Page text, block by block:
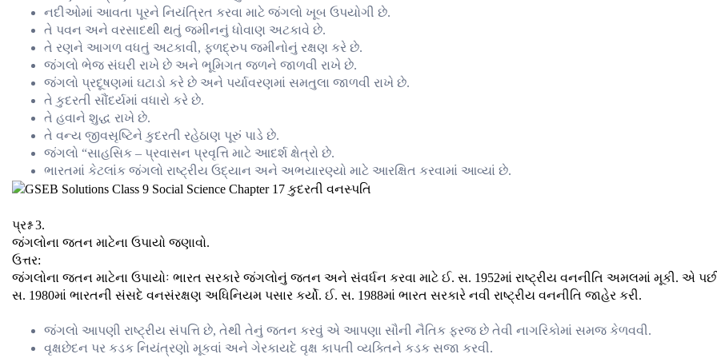
નદીઓમાં આવતા પૂરને નિયંત્રિત કરવા માટે જંગલો ખૂબ ઉપયોગી છે.
તે પવન અને વરસાદથી થતું જમીનનું ધોવાણ અટકાવે છે.
તે રણને આગળ વધતું અટકાવી, ફળદ્રુપ જમીનોનું રક્ષણ કરે છે.
જંગલો ભેજ સંઘરી રાખે છે અને ભૂમિગત જળને જાળવી રાખે છે.
જંગલો પ્રદૂષણમાં ઘટાડો કરે છે અને પર્યાવરણમાં સમતુલા જાળવી રાખે છે.
તે કુદરતી સૌંદર્યમાં વધારો કરે છે.
તે હવાને શુદ્ધ રાખે છે.
તે વન્ય જીવસૃષ્ટિને કુદરતી રહેઠાણ પૂરું પાડે છે.
જંગલો “સાહસિક – પ્રવાસન પ્રવૃત્તિ માટે આદર્શ ક્ષેત્રો છે.
ભારતમાં કેટલાંક જંગલો રાષ્ટ્રીય ઉદ્યાન અને અભયારણ્યો માટે આરક્ષિત કરવામાં આવ્યાં છે.
પ્રશ્ન 3.
જંગલોના જતન માટેના ઉપાયો જણાવો.
ઉત્તર:
જંગલોના જતન માટેના ઉપાયોઃ ભારત સરકારે જંગલોનું જતન અને સંવર્ધન કરવા માટે ઈ. સ. 1952માં રાષ્ટ્રીય વનનીતિ અમલમાં મૂકી. એ
સ. 1980માં ભારતની સંસદે વનસંરક્ષણ અધિનિયમ પસાર કર્યો. ઈ. સ. 1988માં ભારત સરકારે નવી રાષ્ટ્રીય વનનીતિ જાહેર કરી.
જંગલો આપણી રાષ્ટ્રીય સંપત્તિ છે, તેથી તેનું જતન કરવું એ આપણા સૌની નૈતિક ફરજ છે તેવી નાગરિકોમાં સમજ કેળવવી.
વૃક્ષછેદન પર કડક નિયંત્રણો મૂકવાં અને ગેરકાયદે વૃક્ષ કાપતી વ્યક્તિને કડક સજા કરવી.